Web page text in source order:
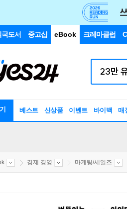
국도서 중고샵 eBook 크레마클럽
베스트 신상품 이벤트 바이백 매
경제 경영 마케팅/세일즈